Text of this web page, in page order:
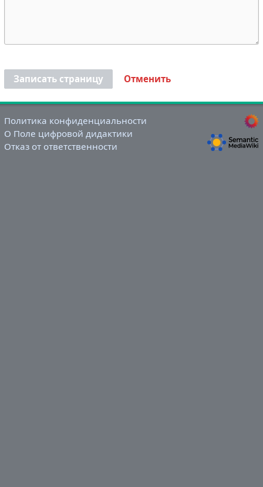
Записать страницу Отменить
Политика конфиденциальности
О Поле цифровой дидактики
Отказ от ответственности